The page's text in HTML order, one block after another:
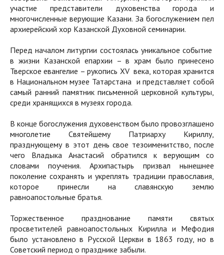
участие представители духовенства города и
многочисленные верующие Казани. За богослужением пел
архиерейский хор Казанской Духовной семинарии.
Перед началом литургии состоялась уникальное событие
в жизни Казанской епархии – в храм было принесено
Тверское евангелие – рукопись XV века, которая хранится
в Национальном музее Татарстана и представляет собой
самый ранний памятник письменной церковной культуры,
среди хранящихся в музеях города.
В конце богослужения духовенством было провозглашено
многолетие Святейшему Патриарху Кириллу,
празднующему в этот день свое тезоименитство, после
чего Владыка Анастасий обратился к верующим со
словами поучения. Архипастырь призвал нынешнее
поколение сохранять и укреплять традиции православия,
которое принесли на славянскую землю
равноапостольные братья.
Торжественное празднование памяти святых
просветителей равноапостольных Кирилла и Мефодия
было установлено в Русской Церкви в 1863 году, но в
Советский период о празднике забыли.